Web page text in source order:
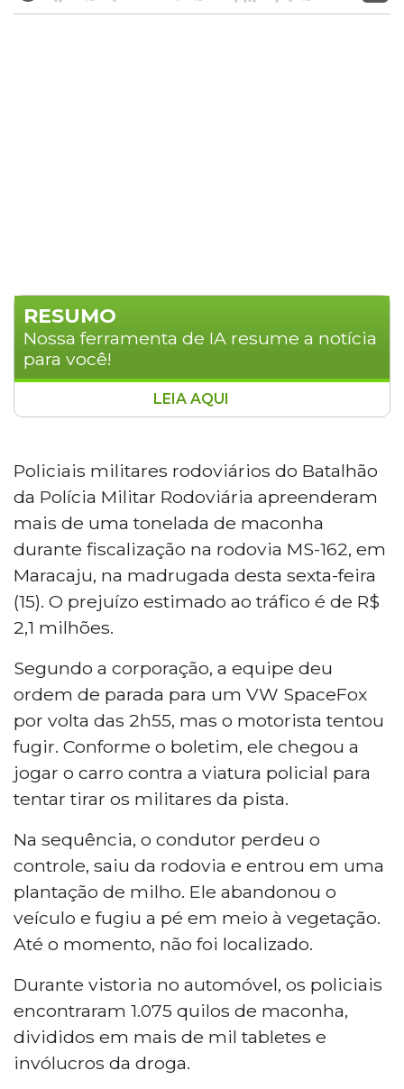
RESUMO
Nossa ferramenta de IA resume a notícia
para você!
Policiais militares rodoviários
maconha na rodovia MS-162, em
feira. O motorista de um VW SpaceFox
tentou fugir e jogou o carro contra a
viatura, perdeu o controle e abandonou o
veículo em uma plantação de milho, não
sendo localizado. Foram encontrados
1.075 quilos de droga. O carro tinha placas
falsas. O prejuízo ao tráfico é estimado
em R$ 2,1 milhões.
LEIA AQUI
Policiais militares rodoviários do Batalhão
da Polícia Militar Rodoviária apreenderam
mais de uma tonelada de maconha
durante fiscalização na rodovia MS-162, em
Maracaju, na madrugada desta sexta-feira
(15). O prejuízo estimado ao tráfico é de R$
2,1 milhões.
Segundo a corporação, a equipe deu
ordem de parada para um VW SpaceFox
por volta das 2h55, mas o motorista tentou
fugir. Conforme o boletim, ele chegou a
jogar o carro contra a viatura policial para
tentar tirar os militares da pista.
Na sequência, o condutor perdeu o
controle, saiu da rodovia e entrou em uma
plantação de milho. Ele abandonou o
veículo e fugiu a pé em meio à vegetação.
Até o momento, não foi localizado.
Durante vistoria no automóvel, os policiais
encontraram 1.075 quilos de maconha,
divididos em mais de mil tabletes e
invólucros da droga.